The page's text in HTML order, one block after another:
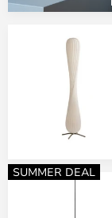
SUMMER DEAL